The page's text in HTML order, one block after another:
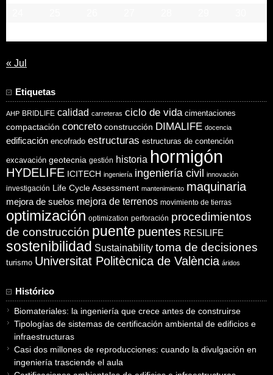
« Jul
Etiquetas
AHP BRIDLIFE calidad carreteras ciclo de vida cimentaciones
compactación concreto construcción DIMALIFE docencia
edificación encofrado estructuras estructuras de contención
excavación geotecnia gestión historia hormigón
HYDELIFE ICITECH ingeniería ingeniería civil innovación
investigación Life Cycle Assessment mantenimiento maquinaria
mejora de suelos mejora de terrenos movimiento de tierras
optimización optimization perforación procedimientos
de construcción puente puentes RESILIFE
sostenibilidad Sustainability toma de decisiones
turismo Universitat Politècnica de València áridos
Histórico
Biomateriales: la ingeniería que crece antes de construirse
Tipologías de sistemas de certificación ambiental de edificios e
infraestructuras
Casi dos millones de reproducciones: cuando la divulgación en
ingeniería trasciende el aula